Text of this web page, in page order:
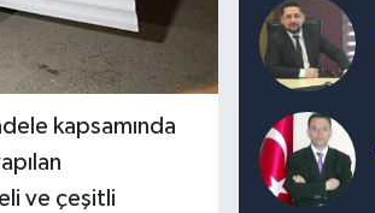
kapsamında
ve çeşitli